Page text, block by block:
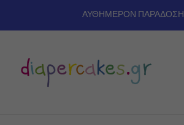
ΑΥΘΗΜΕΡΟΝ ΠΑΡΑΔΟΣΗ